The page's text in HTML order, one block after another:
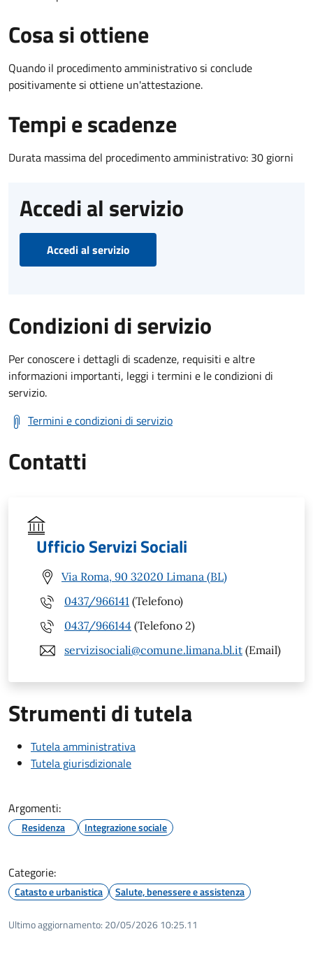
Cosa si ottiene
Quando il procedimento amministrativo si conclude
positivamente si ottiene un'attestazione.
Tempi e scadenze
Durata massima del procedimento amministrativo: 30 giorni
Accedi al servizio
Accedi al servizio
Condizioni di servizio
Per conoscere i dettagli di scadenze, requisiti e altre
informazioni importanti, leggi i termini e le condizioni di
servizio.
Termini e condizioni di servizio
Contatti
Ufficio Servizi Sociali
Via Roma, 90 32020 Limana (BL)
0437/966141 (Telefono)
0437/966144 (Telefono 2)
servizisociali@comune.limana.bl.it (Email)
Strumenti di tutela
Tutela amministrativa
Tutela giurisdizionale
Argomenti:
Residenza Integrazione sociale
Categorie:
Catasto e urbanistica Salute, benessere e assistenza
Ultimo aggiornamento: 20/05/2026 10:25.11